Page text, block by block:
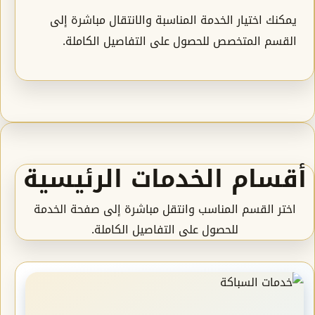
يمكنك اختيار الخدمة المناسبة والانتقال مباشرة إلى
القسم المتخصص للحصول على التفاصيل الكاملة.
أقسام الخدمات الرئيسية
اختر القسم المناسب وانتقل مباشرة إلى صفحة الخدمة
للحصول على التفاصيل الكاملة.